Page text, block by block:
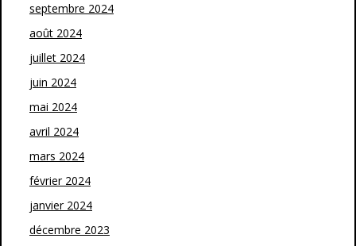
septembre 2024
août 2024
juillet 2024
juin 2024
mai 2024
avril 2024
mars 2024
février 2024
janvier 2024
décembre 2023